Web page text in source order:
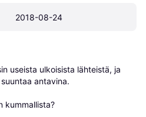
2018-08-24
useista ulkoisista lähteistä, ja
antavina.
kummallista?